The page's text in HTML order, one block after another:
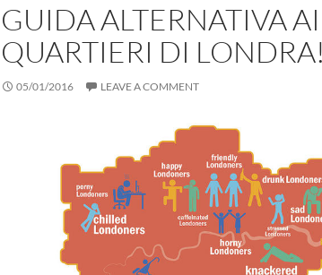
GUIDA ALTERNATIVA AI
QUARTIERI DI LONDRA!
05/01/2016 LEAVE A COMMENT